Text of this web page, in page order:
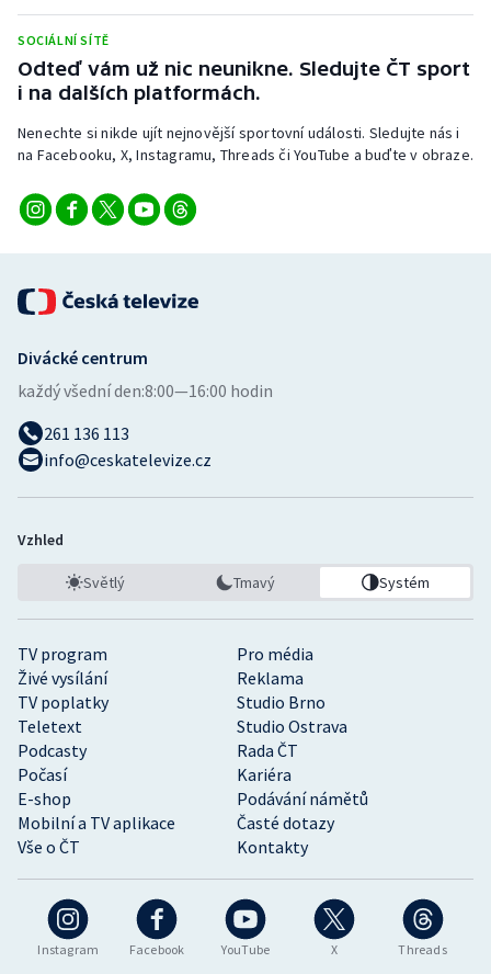
Triatlon
Vodní slalom
Volejbal
SOCIÁLNÍ SÍTĚ
Odteď vám už nic neunikne. Sledujte ČT sport
i na dalších platformách.
Nenechte si nikde ujít nejnovější sportovní události. Sledujte nás i
na Facebooku, X, Instagramu, Threads či YouTube a buďte v obraze.
Instagram Facebook YouTube X Threads
TV program
Pro média
Živé vysílání
Reklama
TV poplatky
Studio Brno
Teletext
Studio Ostrava
Podcasty
Rada ČT
Počasí
Kariéra
E-shop
Podávání námětů
Mobilní a TV aplikace
Časté dotazy
Vše o ČT
Kontakty
Divácké centrum
každý všední den:8:00—16:00 hodin
261 136 113
info@ceskatelevize.cz
Vzhled
Světlý Tmavý Systém